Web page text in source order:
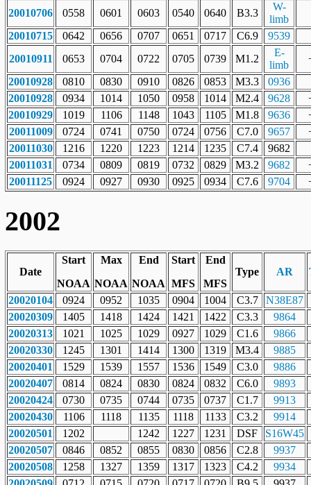
20010706
0558 0601 0603 0540 0640 B3.3
W-
limb
20010715
0642 0656 0707 0651 0717 C6.9
9539
20010911
0653 0704 0722 0705 0739 M1.2
E-
limb
20010928
0810 0830 0910 0826 0853 M3.3
0936
20010928
0934 1014 1050 0958 1014 M2.4 9628
20010929
1019 1106 1148 1043 1105 M1.8 9636
20011009
0724 0741 0750 0724 0756 C7.0 9657
20011030
1216 1220 1223 1214 1235 C7.4
9682
20011031
0734 0809 0819 0732 0829 M3.2 9682
20011125
0924 0927 0930 0925 0934 C7.6 9704
2002
Date
Start
NOAA
Max
NOAA
End
NOAA
Start
MFS
End
MFS
Type AR
20020104 0924 0952 1035 0904 1004 C3.7
N38E87
20020309
1405 1418 1424 1421 1422 C3.3
9864
20020313
1021 1025 1029 0927 1029 C1.6
9866
20020330
1245 1301 1414 1300 1319 M3.4
9885
20020401
1529 1539 1557 1536 1549 C3.0
9886
20020407
0814 0824 0830 0824 0832 C6.0
9893
20020424
0730 0735 0744 0735 0737 C1.7
9913
20020430
1106 1118 1135 1118 1133 C3.2
9914
20020501
1202 1242 1227 1231 DSF
S16W45
20020507
0846 0852 0855 0830 0856 C2.8
9937
20020508
1258 1327 1359 1317 1323 C4.2
9934